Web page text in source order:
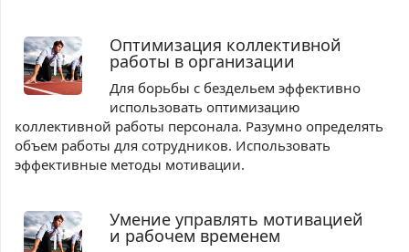
Оптимизация коллективной
работы в организации
Для борьбы с бездельем эффективно
использовать оптимизацию
коллективной работы персонала. Разумно определять
объем работы для сотрудников. Использовать
эффективные методы мотивации.
Умение управлять мотивацией
и рабочем временем